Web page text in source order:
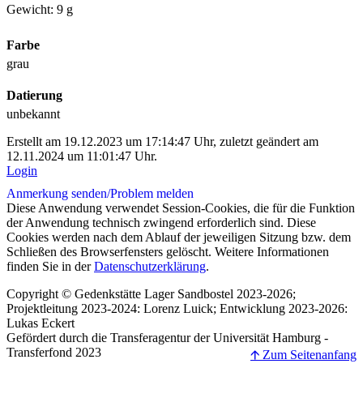
Gewicht: 9 g
Farbe
grau
Datierung
unbekannt
Erstellt am 19.12.2023 um 17:14:47 Uhr, zuletzt geändert am
12.11.2024 um 11:01:47 Uhr.
Login
Anmerkung senden/Problem melden
Diese Anwendung verwendet Session-Cookies, die für die Funktion
der Anwendung technisch zwingend erforderlich sind. Diese
Cookies werden nach dem Ablauf der jeweiligen Sitzung bzw. dem
Schließen des Browserfensters gelöscht. Weitere Informationen
finden Sie in derDatenschutzerklärung.
Copyright © Gedenkstätte Lager Sandbostel 2023-2026;
Projektleitung 2023-2024: Lorenz Luick; Entwicklung 2023-2026:
Lukas Eckert
Gefördert durch die Transferagentur der Universität Hamburg -
Transferfond 2023
🡩 Zum Seitenanfang